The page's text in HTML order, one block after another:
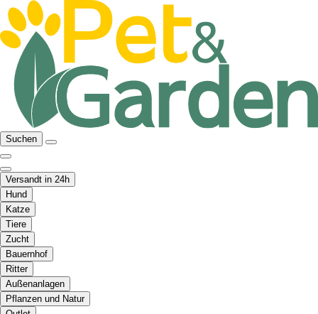
Suchen
Versandt in 24h
Hund
Katze
Tiere
Zucht
Bauernhof
Ritter
Außenanlagen
Pflanzen und Natur